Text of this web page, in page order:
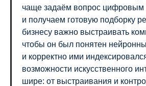
чаще задаём вопрос
и получаем готовую подборку
бизнесу важно выстраивать
чтобы он был понятен
и корректно ими
возможности искусственного
шире: от выстраивания и